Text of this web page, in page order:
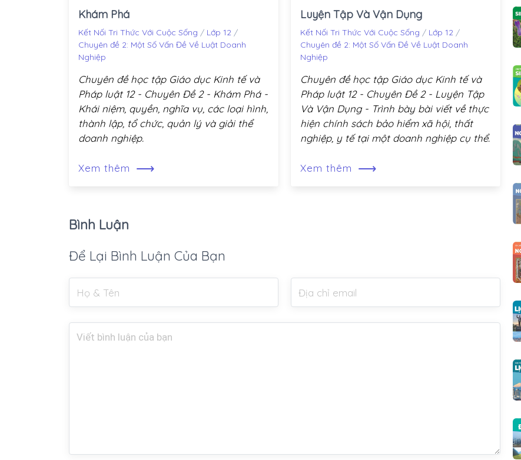
Khám Phá
Kết Nối Tri Thức Với Cuộc Sống / Lớp 12 /
Chuyên đề 2: Một Số Vấn Đề Về Luật Doanh
Nghiệp
Chuyên đề học tập Giáo dục Kinh tế và
Pháp luật 12 - Chuyên Đề 2 - Khám Phá -
Khái niệm, quyền, nghĩa vụ, các loại hình,
thành lập, tổ chức, quản lý và giải thể
doanh nghiệp.
Xem thêm ⟶
Luyện Tập Và Vận Dụng
Kết Nối Tri Thức Với Cuộc Sống / Lớp 12 /
Chuyên đề 2: Một Số Vấn Đề Về Luật Doanh
Nghiệp
Chuyên đề học tập Giáo dục Kinh tế và
Pháp luật 12 - Chuyên Đề 2 - Luyện Tập
Và Vận Dụng - Trình bày bài viết về thực
hiện chính sách bảo hiểm xã hội, thất
nghiệp, y tế tại một doanh nghiệp cụ thể.
Xem thêm ⟶
Bình Luận
Để Lại Bình Luận Của Bạn